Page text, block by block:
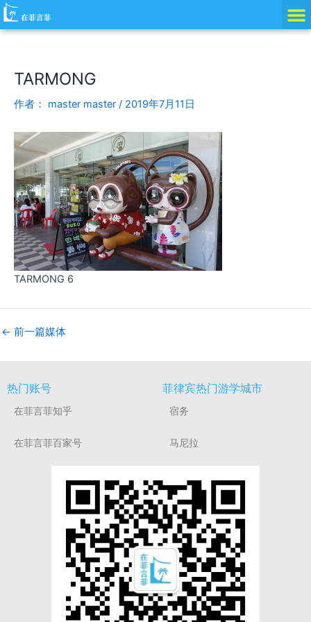
跳
至
TARMONG
作者： master master / 2019年7月11日
TARMONG 6
Post
navigation
← 前一篇媒体
热门账号
在菲言菲知乎
在菲言菲百家号
菲律宾热门游学城市
宿务
马尼拉